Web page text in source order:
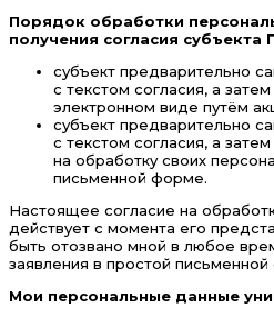
Порядок обработки
получения согласия субъекта
субъект предварительно
с текстом согласия, а
электронном виде путём
субъект предварительно
с текстом согласия, а
на обработку своих
письменной форме.
Настоящее согласие на
действует с момента его
быть отозвано мной в любое
заявления в простой
Мои персональные данные